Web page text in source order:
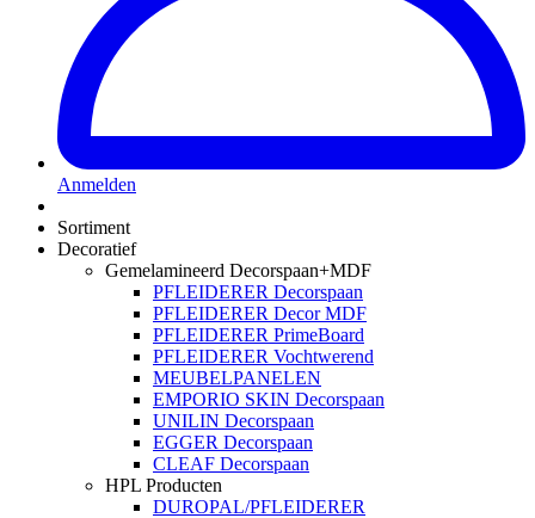
Anmelden
Sortiment
Decoratief
Gemelamineerd Decorspaan+MDF
PFLEIDERER Decorspaan
PFLEIDERER Decor MDF
PFLEIDERER PrimeBoard
PFLEIDERER Vochtwerend
MEUBELPANELEN
EMPORIO SKIN Decorspaan
UNILIN Decorspaan
EGGER Decorspaan
CLEAF Decorspaan
HPL Producten
DUROPAL/PFLEIDERER